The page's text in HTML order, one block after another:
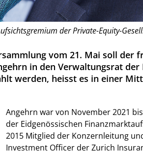
der Private-Equity-
vom 21. Mai soll der
in den Verwaltungsrat der
werden, heisst es in einer
Angehrn war von November 2021
der Eidgenössischen
2015 Mitglied der Konzernleitung
Investment Officer der Zurich